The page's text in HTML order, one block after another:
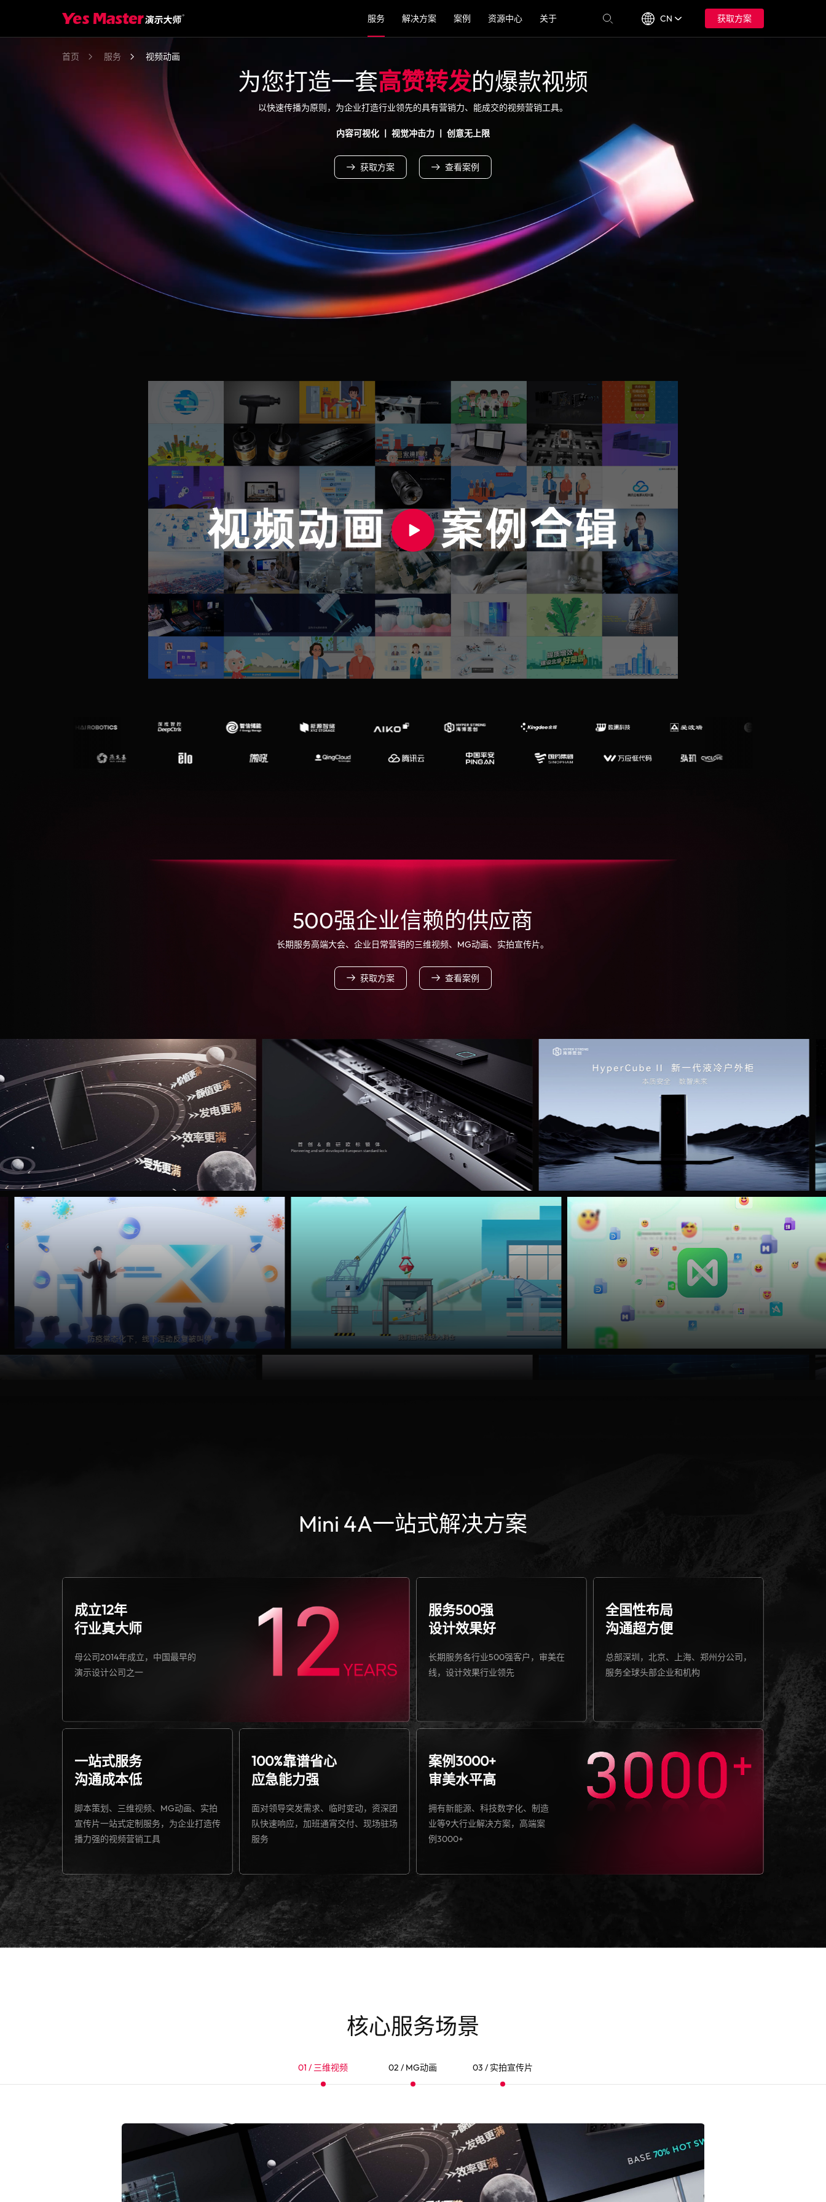
服务 解决方案 案例 资源中心 关于 CN 获取方案
首页 服务 视频动画
为您打造一套高赞转发的爆款视频
以快速传播为原则，为企业打造行业领先的具有营销力、能成交的视频营销工具。
内容可视化 丨 视觉冲击力 丨 创意无上限
获取方案 查看案例
500强企业信赖的供应商
长期服务高端大会、企业日常营销的三维视频、MG动画、实拍宣传片。
获取方案 查看案例
Mini 4A一站式解决方案
成立12年
行业真大师
母公司2014年成立，中国最早的
演示设计公司之一
服务500强
设计效果好
长期服务各行业500强客户，审美在
线，设计效果行业领先
全国性布局
沟通超方便
总部深圳，北京、上海、郑州分公司，
服务全球头部企业和机构
一站式服务
沟通成本低
脚本策划、三维视频、MG动画、实拍
宣传片一站式定制服务，为企业打造传
播力强的视频营销工具
100%靠谱省心
应急能力强
面对领导突发需求、临时变动，资深团
队快速响应，加班通宵交付、现场驻场
服务
案例3000+
审美水平高
拥有新能源、科技数字化、制造
业等9大行业解决方案，高端案
例3000+
核心服务场景
01 / 三维视频 02 / MG动画 03 / 实拍宣传片